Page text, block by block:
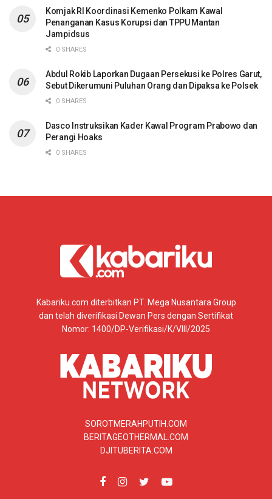
Komjak RI Koordinasi Kemenko Polkam Kawal
Penanganan Kasus Korupsi dan TPPU Mantan
Jampidsus
0 SHARES
Abdul Rokib Laporkan Dugaan Persekusi ke Polres Garut,
Sebut Dikerumuni Puluhan Orang dan Dipaksa ke Polsek
0 SHARES
Dasco Instruksikan Kader Kawal Program Prabowo dan
Perangi Hoaks
0 SHARES
Kabariku.com diterbitkan PT. Mega Nusantara Group
dan telah diverifikasi Dewan Pers dengan Sertifikat
Nomor: 1400/DP-Verifikasi/K/VIII/2025
SOROTMERAHPUTIH.COM
BERITAGEOTHERMAL.COM
DJITUBERITA.COM